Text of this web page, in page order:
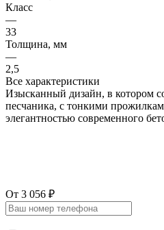
Класс
—
33
Толщина, мм
—
2,5
Все характеристики
Изысканный дизайн, в котором
песчаника, с тонкими
элегантностью современного
От 3 056 ₽